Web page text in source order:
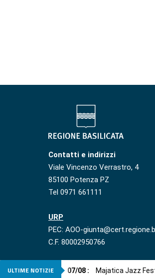
Contatti e indirizzi
Viale Vincenzo Verrastro, 4
85100 Potenza PZ
Tel 0971 661111
URP
PEC: AOO-
C.F. 80002950766
ULTIME NOTIZIE 07/08 : Majatica Jazz